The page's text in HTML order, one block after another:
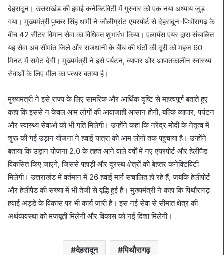
देहरादून। उत्तराखंड की हवाई कनेक्टिविटी में गुरुवार को एक नया अध्याय जुड़
गया। मुख्यमंत्री पुष्कर सिंह धामी ने जौलीग्रांट एयरपोर्ट से देहरादून-पिथौरागढ़ के
बीच 42 सीटर विमान सेवा का विधिवत शुभारंभ किया। एलायंस एयर द्वारा संचालित
यह सेवा अब सीमांत जिले और राजधानी के बीच की घंटों की दूरी को महज 60
मिनट में समेट देगी। मुख्यमंत्री ने इसे पर्यटन, व्यापार और आपातकालीन स्वास्थ्य
सेवाओं के लिए मील का पत्थर बताया है।
मुख्यमंत्री ने इसे राज्य के लिए सामरिक और आर्थिक दृष्टि से महत्वपूर्ण बताते हुए
कहा कि इससे न केवल आम लोगों की आवाजाही आसान होगी, बल्कि व्यापार, पर्यटन
और स्वास्थ्य सेवाओं को भी गति मिलेगी। उन्होंने कहा कि नरेंद्र मोदी के नेतृत्व में
शुरू की गई उड़ान योजना ने हवाई यात्रा को आम लोगों तक पहुंचाया है। उन्होंने
बताया कि उड़ान योजना 2.0 के तहत आने वाले वर्षों में नए एयरपोर्ट और हेलीपैड
विकसित किए जाएंगे, जिससे पहाड़ी और दूरस्थ क्षेत्रों को बेहतर कनेक्टिविटी
मिलेगी। उत्तराखंड में वर्तमान में 26 हवाई मार्ग संचालित हो रहे हैं, जबकि हेलीपोर्ट
और हेलीपैड की संख्या में भी तेजी से वृद्धि हुई है। मुख्यमंत्री ने कहा कि पिथौरागढ़
हवाई अड्डे के विकास पर भी कार्य जारी है। इस नई सेवा से सीमांत क्षेत्र की
अर्थव्यवस्था को मजबूती मिलेगी और विकास को नई दिशा मिलेगी।
देहरादून पिथौरागढ़